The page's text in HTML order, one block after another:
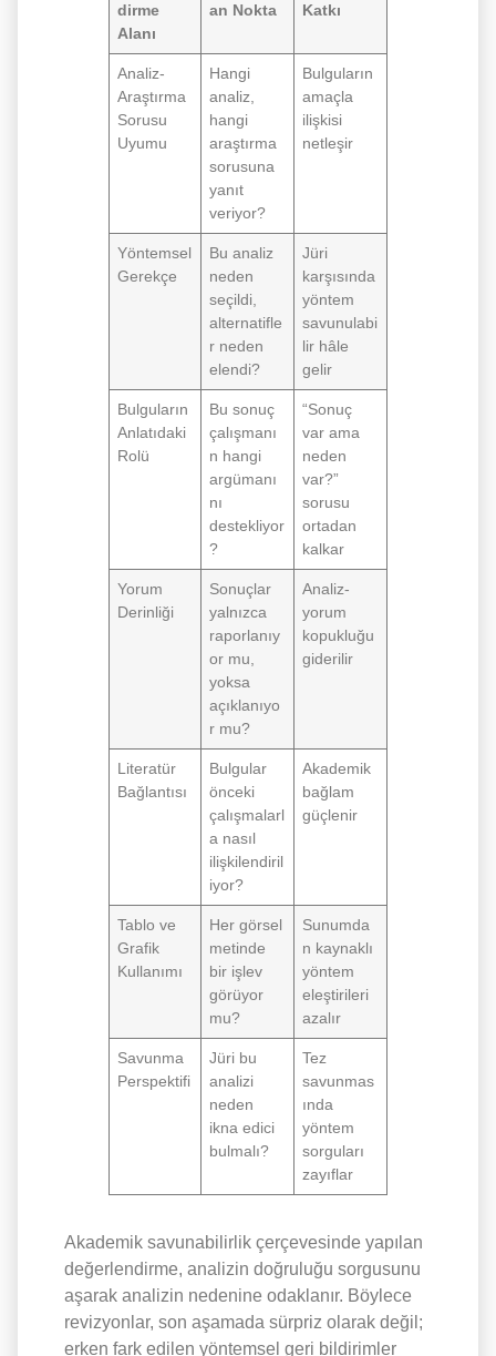
dirme
Alanı
an Nokta
Katkı
Analiz-
Araştırma
Sorusu
Uyumu
Hangi
analiz,
hangi
araştırma
sorusuna
yanıt
veriyor?
Bulguların
amaçla
ilişkisi
netleşir
Yöntemsel
Gerekçe
Bu analiz
neden
seçildi,
alternatifle
r neden
elendi?
Jüri
karşısında
yöntem
savunulabi
lir hâle
gelir
Bulguların
Anlatıdaki
Rolü
Bu sonuç
çalışmanı
n hangi
argümanı
nı
destekliyor
?
“Sonuç
var ama
neden
var?”
sorusu
ortadan
kalkar
Yorum
Derinliği
Sonuçlar
yalnızca
raporlanıy
or mu,
yoksa
açıklanıyo
r mu?
Analiz-
yorum
kopukluğu
giderilir
Literatür
Bağlantısı
Bulgular
önceki
çalışmalarl
a nasıl
ilişkilendiril
iyor?
Akademik
bağlam
güçlenir
Tablo ve
Grafik
Kullanımı
Her görsel
metinde
bir işlev
görüyor
mu?
Sunumda
n kaynaklı
yöntem
eleştirileri
azalır
Savunma
Perspektifi
Jüri bu
analizi
neden
ikna edici
bulmalı?
Tez
savunmas
ında
yöntem
sorguları
zayıflar
Akademik savunabilirlik çerçevesinde yapılan
değerlendirme, analizin doğruluğu sorgusunu
aşarak analizin nedenine odaklanır. Böylece
revizyonlar, son aşamada sürpriz olarak değil;
erken fark edilen yöntemsel geri bildirimler